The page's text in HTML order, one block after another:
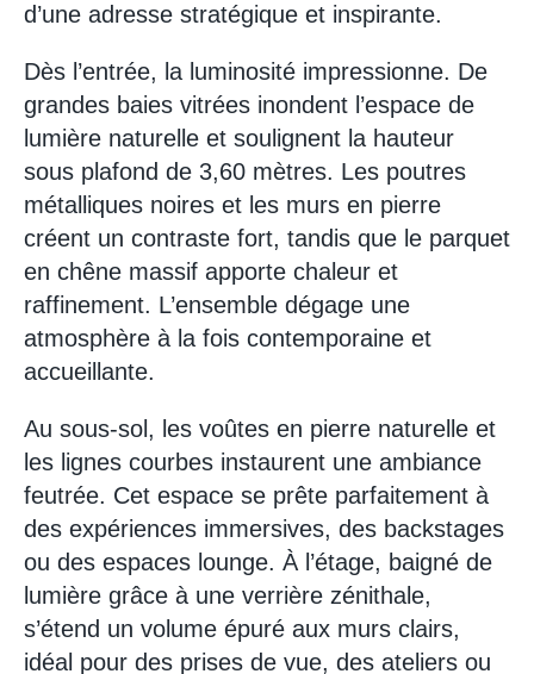
d’une adresse stratégique et inspirante.
Dès l’entrée, la luminosité impressionne. De
grandes baies vitrées inondent l’espace de
lumière naturelle et soulignent la hauteur
sous plafond de 3,60 mètres. Les poutres
métalliques noires et les murs en pierre
créent un contraste fort, tandis que le parquet
en chêne massif apporte chaleur et
raffinement. L’ensemble dégage une
atmosphère à la fois contemporaine et
accueillante.
Au sous-sol, les voûtes en pierre naturelle et
les lignes courbes instaurent une ambiance
feutrée. Cet espace se prête parfaitement à
des expériences immersives, des backstages
ou des espaces lounge. À l’étage, baigné de
lumière grâce à une verrière zénithale,
s’étend un volume épuré aux murs clairs,
idéal pour des prises de vue, des ateliers ou